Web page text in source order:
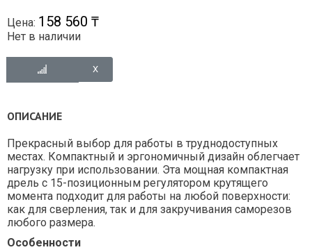
Цена: 158 560 ₸
Нет в наличии
ОПИСАНИЕ
Прекрасный выбор для работы в труднодоступных
местах. Компактный и эргономичный дизайн облегчает
нагрузку при использовании. Эта мощная компактная
дрель с 15-позиционным регулятором крутящего
момента подходит для работы на любой поверхности:
как для сверления, так и для закручивания саморезов
любого размера.
Особенности